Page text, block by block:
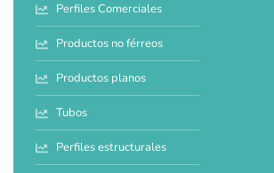
Perfiles Comerciales
Productos no férreos
Productos planos
Tubos
Perfiles estructurales